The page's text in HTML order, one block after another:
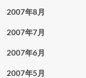
2007年8月
2007年7月
2007年6月
2007年5月